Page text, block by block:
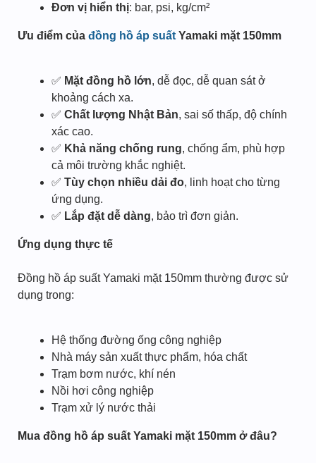
Đơn vị hiển thị: bar, psi, kg/cm²
Ưu điểm của đồng hồ áp suất Yamaki mặt 150mm
✅ Mặt đồng hồ lớn, dễ đọc, dễ quan sát ở
khoảng cách xa.
✅ Chất lượng Nhật Bản, sai số thấp, độ chính
xác cao.
✅ Khả năng chống rung, chống ẩm, phù hợp
cả môi trường khắc nghiệt.
✅ Tùy chọn nhiều dải đo, linh hoạt cho từng
ứng dụng.
✅ Lắp đặt dễ dàng, bảo trì đơn giản.
Ứng dụng thực tế
Đồng hồ áp suất Yamaki mặt 150mm thường được sử
dụng trong:
Hệ thống đường ống công nghiệp
Nhà máy sản xuất thực phẩm, hóa chất
Trạm bơm nước, khí nén
Nồi hơi công nghiệp
Trạm xử lý nước thải
Mua đồng hồ áp suất Yamaki mặt 150mm ở đâu?